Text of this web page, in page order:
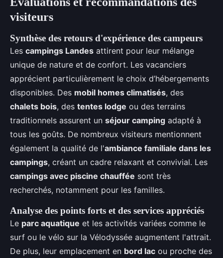
visiteurs
Synthèse des retours d'expérience des campeurs
Les campings Landes attirent pour leur mélange
unique de nature et de confort. Les vacanciers
apprécient particulièrement le choix d’hébergements
disponibles. Des mobil homes climatisés, des
chalets bois, des tentes lodge ou des terrains
traditionnels assurent un séjour camping adapté à
tous les goûts. De nombreux visiteurs mentionnent
également la qualité de l'ambiance familiale dans les
campings, créant un cadre relaxant et convivial. Les
campings avec piscine chauffée sont très
recherchés, notamment pour les familles.
Analyse des points forts et des services appréciés
Le parc aquatique et les activités variées comme le
surf ou le vélo sur la Vélodyssée augmentent l'attrait.
De plus, leur emplacement en bord lac ou proche des